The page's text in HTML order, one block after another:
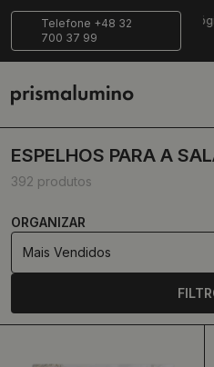
Telefone +48 32
700 37 99
dias para
Entrega
segura
ESPELHOS PARA A
392 produtos
ORGANIZAR
Mais Vendidos